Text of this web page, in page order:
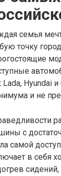
семья
точку
Lada, Hyundai
и не
с
самой
в себя
сидений,